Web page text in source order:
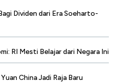
Dividen dari Era Soeharto-
RI Mesti Belajar dari Negara Ini
China Jadi Raja Baru